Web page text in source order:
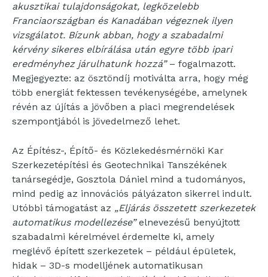
akusztikai tulajdonságokat, legközelebb
Franciaországban és Kanadában végeznek ilyen
vizsgálatot. Bízunk abban, hogy a szabadalmi
kérvény sikeres elbírálása után egyre több ipari
eredményhez járulhatunk hozzá”– fogalmazott.
Megjegyezte: az ösztöndíj motiválta arra, hogy még
több energiát fektessen tevékenységébe, amelynek
révén az újítás a jövőben a piaci megrendelések
szempontjából is jövedelmező lehet.
Az Építész-, Építő- és Közlekedésmérnöki Kar
Szerkezetépítési és Geotechnikai Tanszékének
tanársegédje, Gosztola Dániel mind a tudományos,
mind pedig az innovációs pályázaton sikerrel indult.
Utóbbi támogatást az „Eljárás összetett szerkezetek
automatikus modellezése”elnevezésű benyújtott
szabadalmi kérelmével érdemelte ki, amely
meglévő épített szerkezetek – például épületek,
hidak – 3D-s modelljének automatikusan